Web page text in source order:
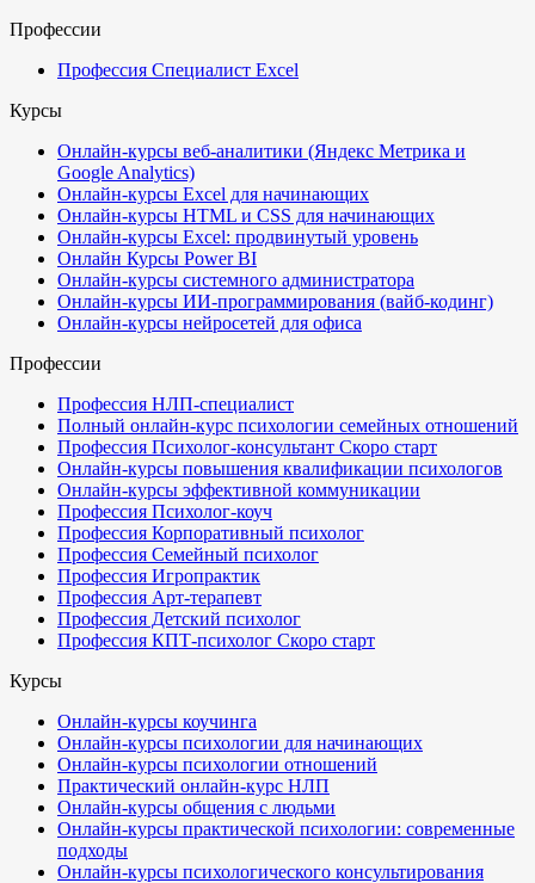
Профессии
Профессия Специалист Excel
Курсы
Онлайн-курсы веб-аналитики (Яндекс Метрика и
Google Analytics)
Онлайн-курсы Excel для начинающих
Онлайн-курсы HTML и CSS для начинающих
Онлайн-курсы Excel: продвинутый уровень
Онлайн Курсы Power BI
Онлайн-курсы системного администратора
Онлайн-курсы ИИ-программирования (вайб-кодинг)
Онлайн-курсы нейросетей для офиса
Профессии
Профессия НЛП-специалист
Полный онлайн-курс психологии семейных отношений
Профессия Психолог-консультант Скоро старт
Онлайн-курсы повышения квалификации психологов
Онлайн-курсы эффективной коммуникации
Профессия Психолог-коуч
Профессия Корпоративный психолог
Профессия Семейный психолог
Профессия Игропрактик
Профессия Арт-терапевт
Профессия Детский психолог
Профессия КПТ-психолог Скоро старт
Курсы
Онлайн-курсы коучинга
Онлайн-курсы психологии для начинающих
Онлайн-курсы психологии отношений
Практический онлайн-курс НЛП
Онлайн-курсы общения с людьми
Онлайн-курсы практической психологии: современные
подходы
Онлайн-курсы психологического консультирования